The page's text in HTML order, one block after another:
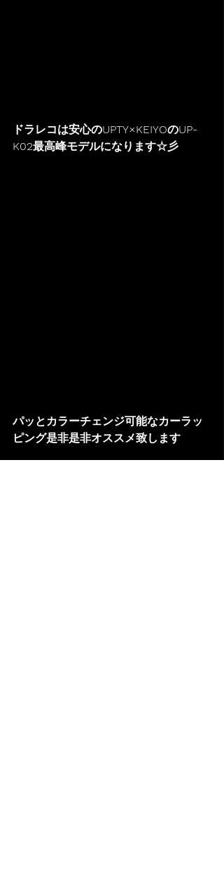
ドラレコは安心のUPTY×KEIYOのUP-
K02最高峰モデルになります☆彡
パッとカラーチェンジ可能なカーラッ
ピング是非是非オススメ致します